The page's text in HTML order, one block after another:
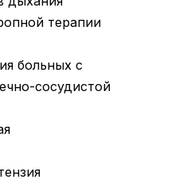
терапии
больных с
сосудистой